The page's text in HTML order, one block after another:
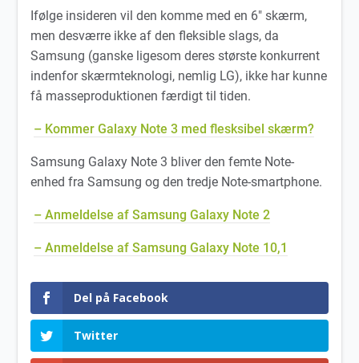
Ifølge insideren vil den komme med en 6″ skærm,
men desværre ikke af den fleksible slags, da
Samsung (ganske ligesom deres største konkurrent
indenfor skærmteknologi, nemlig LG), ikke har kunne
få masseproduktionen færdigt til tiden.
– Kommer Galaxy Note 3 med flesksibel skærm?
Samsung Galaxy Note 3 bliver den femte Note-
enhed fra Samsung og den tredje Note-smartphone.
– Anmeldelse af Samsung Galaxy Note 2
– Anmeldelse af Samsung Galaxy Note 10,1
Del på Facebook
Twitter